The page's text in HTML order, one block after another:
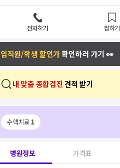
전화하기 찜하기
임직원/학생 할인가확인하러 가기 👀
내 맞춤 종합검진 견적 받기
수액치료 1
병원정보 가격표